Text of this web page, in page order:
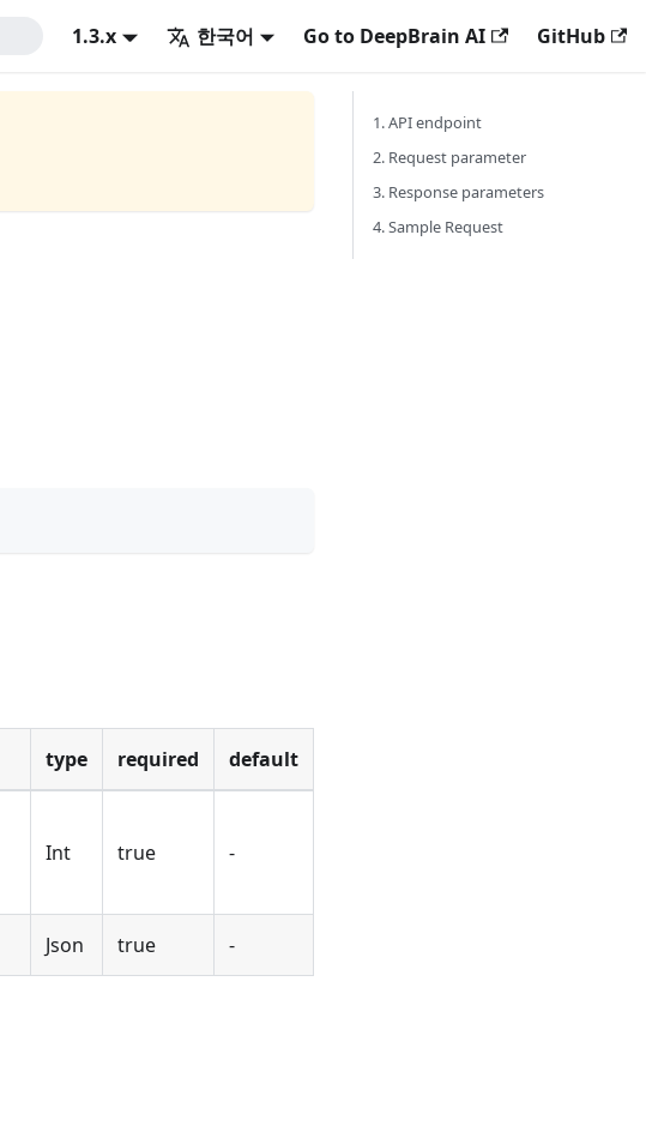
1.3.x 한국어 Go to DeepBrain AI GitHub
type required default
Int true -
Json true -
1. API endpoint
2. Request parameter
3. Response parameters
4. Sample Request